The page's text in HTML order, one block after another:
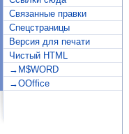
Связанные правки
Спецстраницы
Версия для печати
Чистый HTML
→M$WORD
→OOffice